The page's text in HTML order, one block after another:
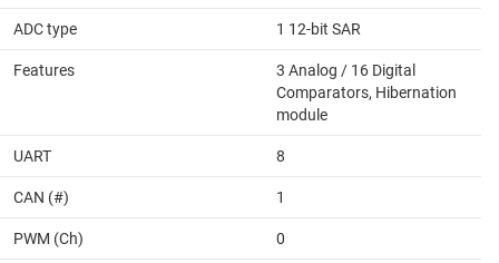
ADC type 1 12-bit SAR
Features
3 Analog / 16 Digital
Comparators, Hibernation
module
UART 8
CAN (#) 1
PWM (Ch) 0